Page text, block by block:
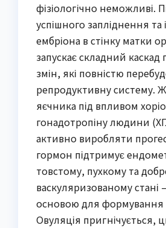
фізіологічно неможливі.
успішного запліднення та
ембріона в стінку матки
запускає складний
змін, які повністю
репродуктивну систему.
яєчника під впливом
гонадотропіну людини
активно виробляти
гормон підтримує
товстому, пухкому та
васкуляризованому стані
основою для формування
Овуляція пригнічується,